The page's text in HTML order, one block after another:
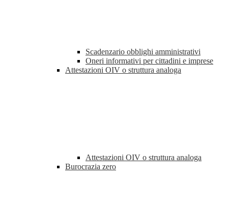
Scadenzario obblighi amministrativi
Oneri informativi per cittadini e imprese
Attestazioni OIV o struttura analoga
Attestazioni OIV o struttura analoga
Burocrazia zero